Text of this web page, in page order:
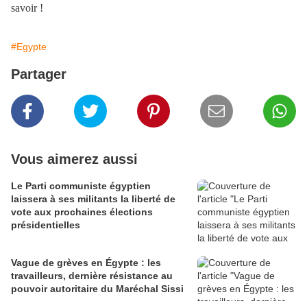
savoir !
#Egypte
Partager
Vous aimerez aussi
Le Parti communiste égyptien
laissera à ses militants la liberté de
vote aux prochaines élections
présidentielles
Vague de grèves en Égypte : les
travailleurs, dernière résistance au
pouvoir autoritaire du Maréchal Sissi